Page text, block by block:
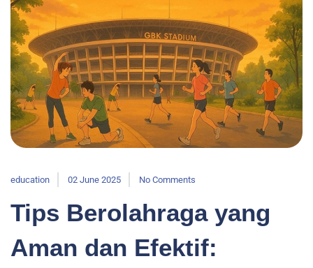
education 02 June 2025 No Comments
Tips Berolahraga yang
Aman dan Efektif: